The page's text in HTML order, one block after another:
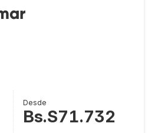
Desde
Bs.S71.732